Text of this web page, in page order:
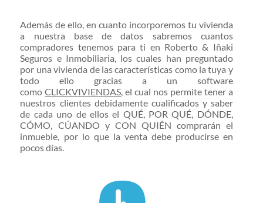
Además de ello, en cuanto incorporemos tu vivienda
a nuestra base de datos sabremos cuantos
compradores tenemos para ti en Roberto & Iñaki
Seguros e Inmobiliaria, los cuales han preguntado
por una vivienda de las características como la tuya y
todo ello gracias a un software
comoCLICKVIVIENDAS, el cual nos permite tener a
nuestros clientes debidamente cualificados y saber
de cada uno de ellos el QUÉ, POR QUÉ, DÓNDE,
CÓMO, CÚANDO y CON QUIÉN comprarán el
inmueble, por lo que la venta debe producirse en
pocos días.